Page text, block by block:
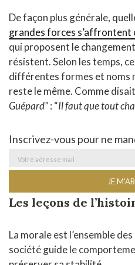
De façon plus générale,
grandes forces s’affrontent
qui proposent le
résistent. Selon les temps,
différentes formes et noms
reste le même. Comme
Guépard”: “Il faut que tout
Inscrivez-vous pour ne
Les leçons de
La morale est l’ensemble
société guide le